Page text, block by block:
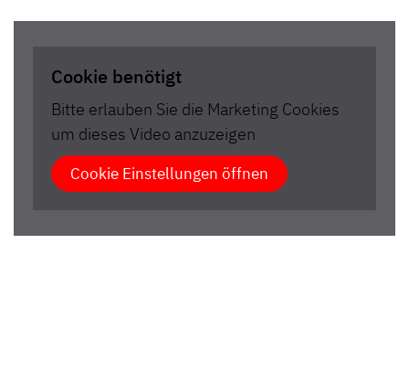
Cookie benötigt
Bitte erlauben Sie die Marketing Cookies
um dieses Video anzuzeigen
Cookie Einstellungen öffnen